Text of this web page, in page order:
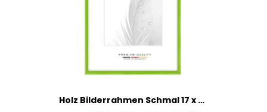
Holz Bilderrahmen Schmal 17 x 22 cm in Hell-Grün Hochglanz | inkl. bruchsicherer Anti-Reflex Kunstglasscheibe | Rahmen für Poster | Puzzle | Foto collage DR120